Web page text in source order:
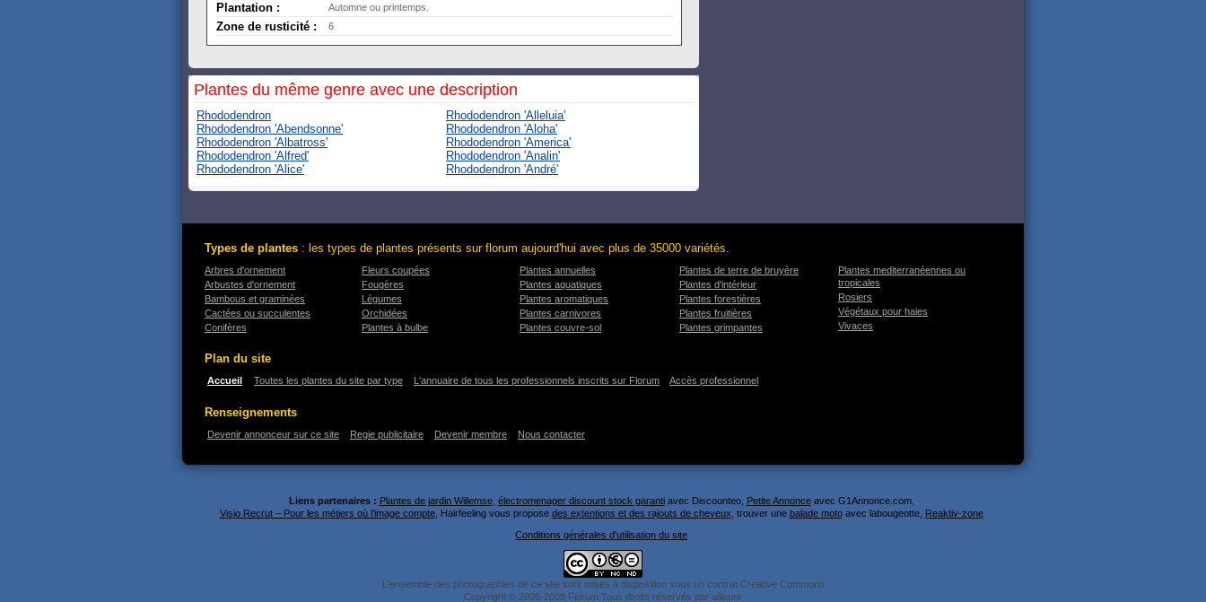
Plantation : Automne ou printemps.
Zone de rusticité : 6
Plantes du même genre avec une description
Rhododendron
Rhododendron 'Abendsonne'
Rhododendron 'Albatross'
Rhododendron 'Alfred'
Rhododendron 'Alice'
Rhododendron 'Alleluia'
Rhododendron 'Aloha'
Rhododendron 'America'
Rhododendron 'Analin'
Rhododendron 'André'
Types de plantes : les types de plantes présents sur florum aujourd'hui avec plus de 35000 variétés.
Arbres d'ornement
Arbustes d'ornement
Bambous et graminées
Cactées ou succulentes
Conifères
Fleurs coupées
Fougères
Légumes
Orchidées
Plantes à bulbe
Plantes annuelles
Plantes aquatiques
Plantes aromatiques
Plantes carnivores
Plantes couvre-sol
Plantes de terre de bruyère
Plantes d'intérieur
Plantes forestières
Plantes fruitières
Plantes grimpantes
Plantes mediterranéennes ou
tropicales
Rosiers
Végétaux pour haies
Vivaces
Plan du site
Accueil Toutes les plantes du site par type L'annuaire de tous les professionnels inscrits sur Florum Accès professionnel
Renseignements
Devenir annonceur sur ce site Regie publicitaire Devenir membre Nous contacter
Liens partenaires : Plantes de jardin Willemse, électromenager discount stock garantiavec Discounteo, Petite Annonceavec G1Annonce.com,
Visio Recrut – Pour les métiers où l’image compte, Hairfeeling vous propose des extentions et des rajouts de cheveux , trouver une balade motoavec labougeotte, Reaktiv-zone
Conditions générales d'utilisation du site
L'ensemble des photographies de ce site sont mises à disposition sous un contrat Creative Commons
Copyright © 2006-2009 Florum Tous droits réservés par ailleurs